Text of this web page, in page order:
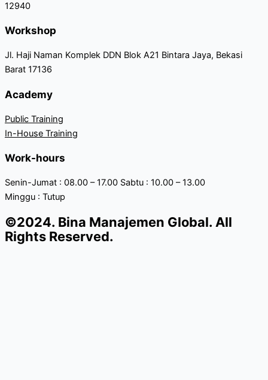
12940
Workshop
Jl. Haji Naman Komplek DDN Blok A21 Bintara Jaya, Bekasi
Barat 17136
Academy
Public Training
In-House Training
Work-hours
Senin-Jumat : 08.00 – 17.00 Sabtu : 10.00 – 13.00
Minggu : Tutup
©2024. Bina Manajemen Global. All
Rights Reserved.